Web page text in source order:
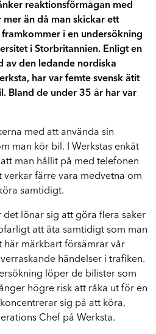
reaktionsförmågan med
än då man skickar ett
i en undersökning
i Storbritannien. Enligt en
av den ledande nordiska
har var femte svensk ätit
Bland de under 35 år har var
med att använda sin
man kör bil. I Werkstas enkät
man hållit på med telefonen
verkar färre vara medvetna om
samtidigt.
det lönar sig att göra flera saker
att äta samtidigt som man
här märkbart försämrar vår
händelser i trafiken.
löper de bilister som
högre risk att råka ut för en
sig på att köra,
Chef på Werksta.